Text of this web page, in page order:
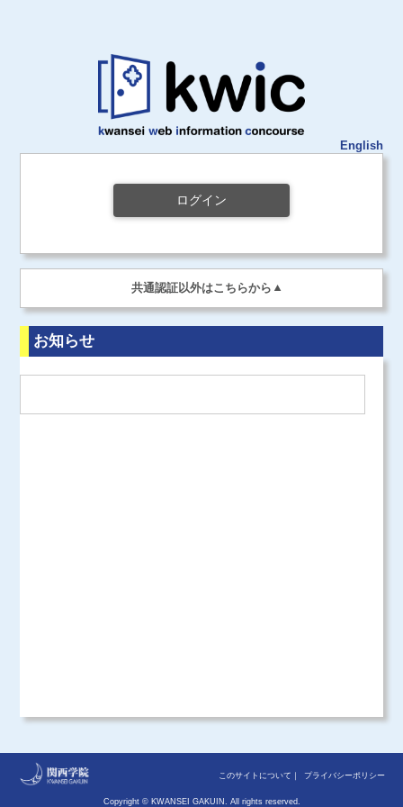
English
ログイン
共通認証以外はこちらから
ログイン
お知らせ
プライバシーポリシー
このサイトについて
Copyright © KWANSEI GAKUIN. All rights reserved.